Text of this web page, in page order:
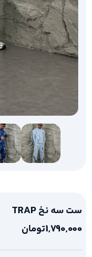
ست سه نخ TRAP
1,790,000تومان